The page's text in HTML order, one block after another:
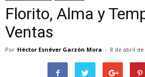
Florito, Alma y
Ventas
Por Héctor Esnéver Garzón Mora - 8 de abril de